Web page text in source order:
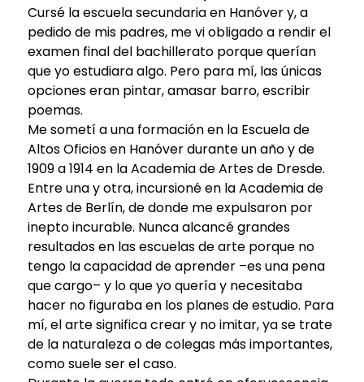
Cursé la escuela secundaria en Hanóver y, a
pedido de mis padres, me vi obligado a rendir el
examen final del bachillerato porque querían
que yo estudiara algo. Pero para mí, las únicas
opciones eran pintar, amasar barro, escribir
poemas.
Me sometí a una formación en la Escuela de
Altos Oficios en Hanóver durante un año y de
1909 a 1914 en la Academia de Artes de Dresde.
Entre una y otra, incursioné en la Academia de
Artes de Berlín, de donde me expulsaron por
inepto incurable. Nunca alcancé grandes
resultados en las escuelas de arte porque no
tengo la capacidad de aprender –es una pena
que cargo– y lo que yo quería y necesitaba
hacer no figuraba en los planes de estudio. Para
mí, el arte significa crear y no imitar, ya se trate
de la naturaleza o de colegas más importantes,
como suele ser el caso.